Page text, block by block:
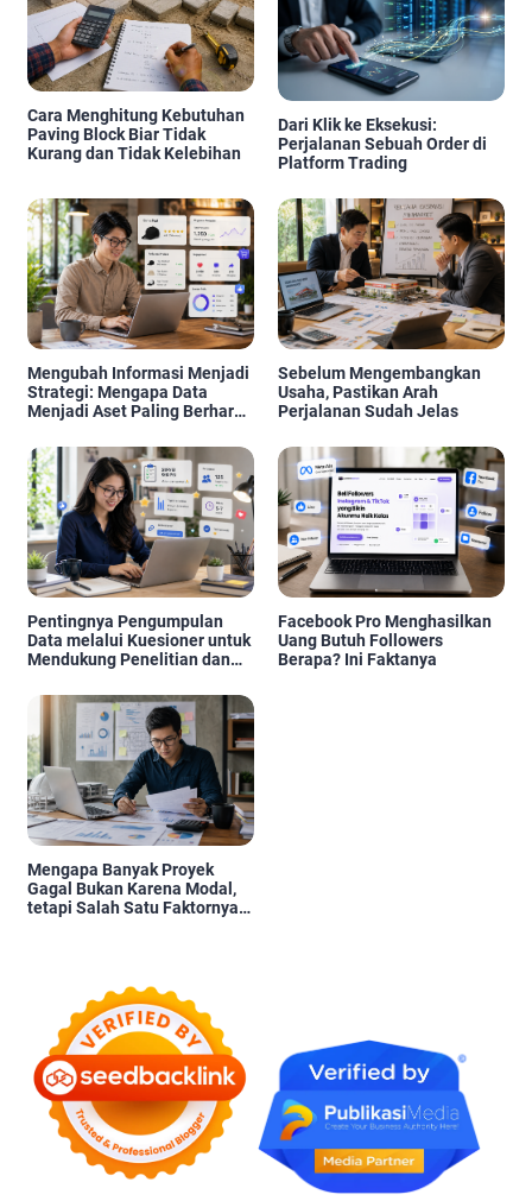
Cara Menghitung Kebutuhan
Paving Block Biar Tidak
Kurang dan Tidak Kelebihan
Dari Klik ke Eksekusi:
Perjalanan Sebuah Order di
Platform Trading
Mengubah Informasi Menjadi
Strategi: Mengapa Data
Menjadi Aset Paling Berharga
Sebelum Mengembangkan
Usaha, Pastikan Arah
Perjalanan Sudah Jelas
Pentingnya Pengumpulan
Data melalui Kuesioner untuk
Mendukung Penelitian dan
Facebook Pro Menghasilkan
Uang Butuh Followers
Berapa? Ini Faktanya
Mengapa Banyak Proyek
Gagal Bukan Karena Modal,
tetapi Salah Satu Faktornya